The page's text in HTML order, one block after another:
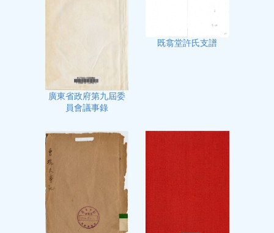
廣東省政府第九屆委
員會議事錄
既翕堂許氏支譜